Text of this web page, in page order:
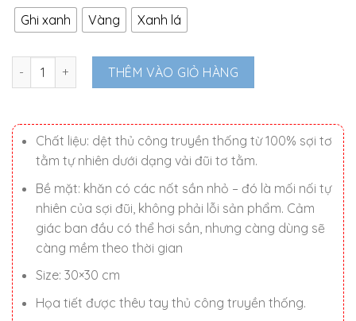
Ghi xanh Vàng Xanh lá
Khăn mùi xoa thêu Ơn Thầy số lượng
THÊM VÀO GIỎ HÀNG
Chất liệu: dệt thủ công truyền thống từ 100% sợi tơ
tằm tự nhiên dưới dạng vải đũi tơ tằm.
Bề mặt: khăn có các nốt sần nhỏ – đó là mối nối tự
nhiên của sợi đũi, không phải lỗi sản phẩm. Cảm
giác ban đầu có thể hơi sần, nhưng càng dùng sẽ
càng mềm theo thời gian
Size: 30×30 cm
Họa tiết được thêu tay thủ công truyền thống.